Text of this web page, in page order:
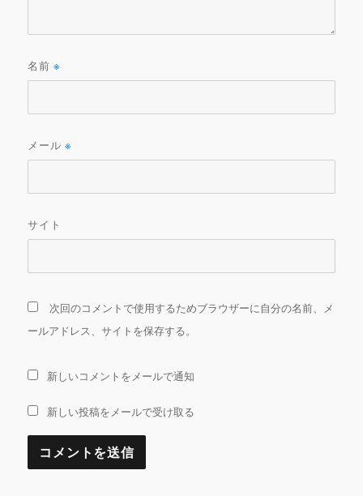
名前※
メール※
サイト
次回のコメントで使用するためブラウザーに自分の名前、メ
ールアドレス、サイトを保存する。
新しいコメントをメールで通知
新しい投稿をメールで受け取る